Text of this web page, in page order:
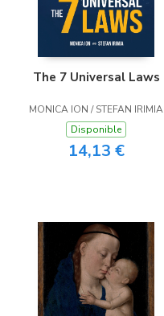
The 7 Universal Laws
MONICA ION / STEFAN IRIMIA
Disponible
14,13 €